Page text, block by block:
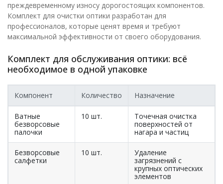
преждевременному износу дорогостоящих компонентов.
Комплект для очистки оптики разработан для
профессионалов, которые ценят время и требуют
максимальной эффективности от своего оборудования.
Комплект для обслуживания оптики: всё
необходимое в одной упаковке
Компонент Количество Назначение
Ватные
безворсовые
палочки
10 шт.
Точечная очистка
поверхностей от
нагара и частиц
Безворсовые
салфетки
10 шт.
Удаление
загрязнений с
крупных оптических
элементов